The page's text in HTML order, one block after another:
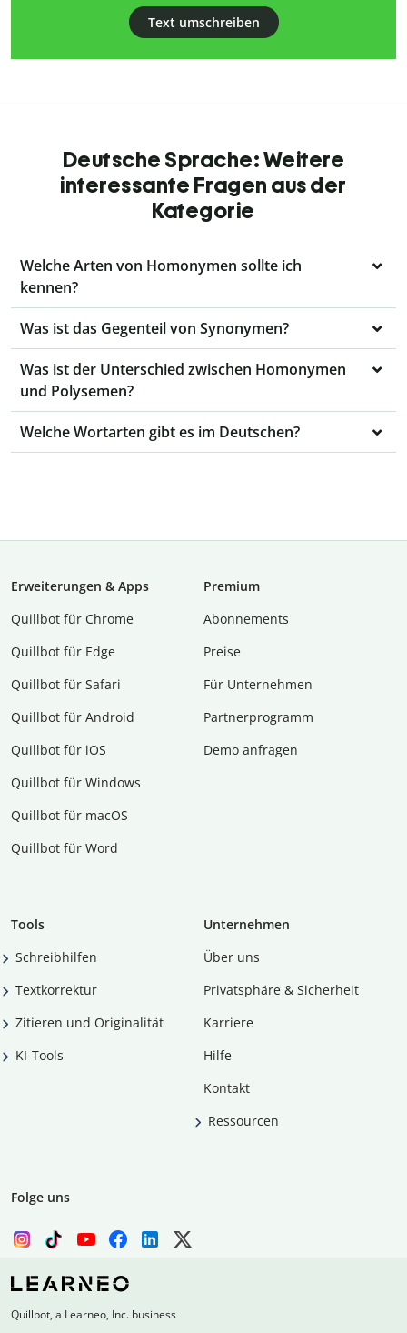
Text umschreiben
Deutsche Sprache: Weitere
interessante Fragen aus der
Kategorie
Welche Arten von Homonymen sollte ich
kennen?
Was ist das Gegenteil von Synonymen?
Was ist der Unterschied zwischen Homonymen
und Polysemen?
Welche Wortarten gibt es im Deutschen?
Erweiterungen & Apps
Quillbot für Chrome
Quillbot für Edge
Quillbot für Safari
Quillbot für Android
Quillbot für iOS
Quillbot für Windows
Quillbot für macOS
Quillbot für Word
Premium
Abon­ne­ments
Preise
Für Unternehmen
Partnerprogramm
Demo anfragen
Tools
Schreibhilfen
Textkorrektur
Zitieren und Originalität
KI-Tools
Unternehmen
Über uns
Privatsphäre & Sicherheit
Karriere
Hilfe
Kontakt
Ressourcen
Folge uns
Quillbot, a Learneo, Inc. business